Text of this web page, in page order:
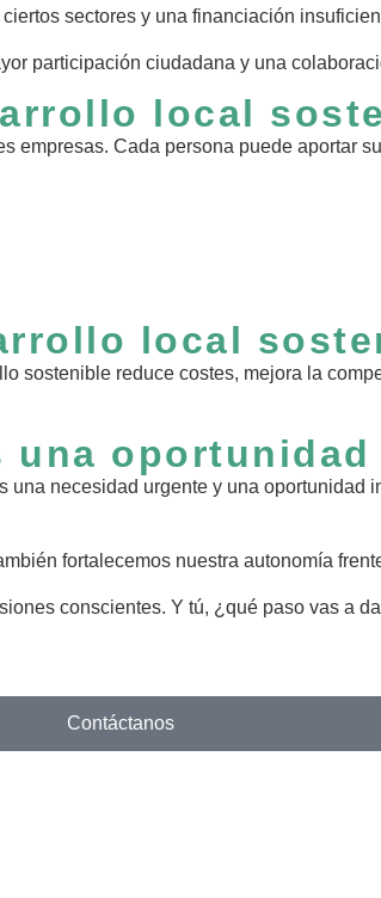
sectores y una financiación
participación ciudadana y una
local
empresas. Cada persona puede aportar
local
sostenible reduce costes, mejora la
oportunidad
necesidad urgente y una
fortalecemos nuestra autonomía
conscientes. Y tú, ¿qué paso vas a
Contáctanos